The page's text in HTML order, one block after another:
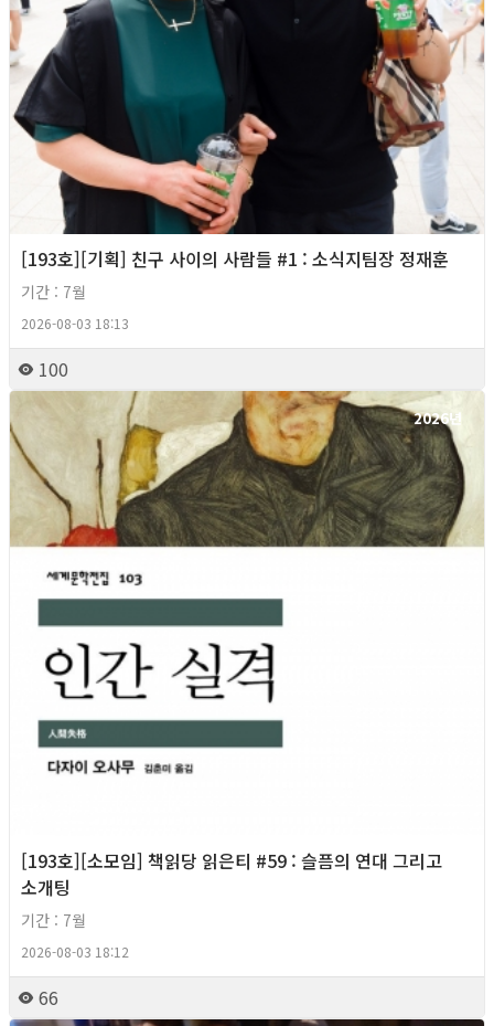
[193호][기획] 친구 사이의 사람들 #1 : 소식지팀장 정재훈
기간 : 7월
2026-08-03 18:13
100
2026년
[193호][소모임] 책읽당 읽은티 #59 : 슬픔의 연대 그리고
소개팅
기간 : 7월
2026-08-03 18:12
66